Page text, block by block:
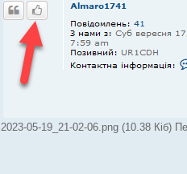
м
л
2023-05-19_21-02-06.png (10.38 Кіб)